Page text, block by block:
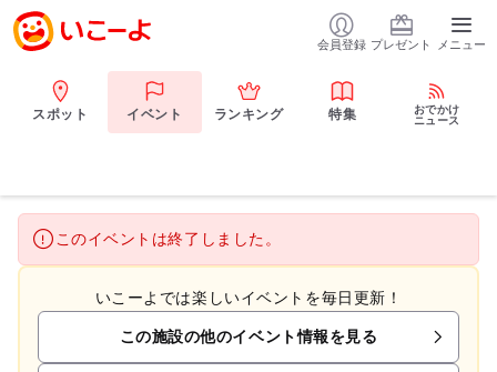
会員登録 プレゼント メニュー
スポット イベント ランキング 特集
おでかけ
ニュース
このイベントは終了しました。
いこーよでは楽しいイベントを毎日更新！
この施設の他のイベント情報を見る